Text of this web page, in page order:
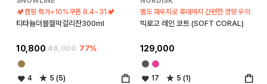
🏕️캠핑 특가+10%쿠폰 8.4~31🏕️
티타늄더블월막걸리잔300ml
10,800 46,000 77%
4 5 (5)
별도 파우치로 휴대까지 간편한 경량 우의
빅로고 레인 코트 (SOFT CORAL)
129,000
17 5 (1)